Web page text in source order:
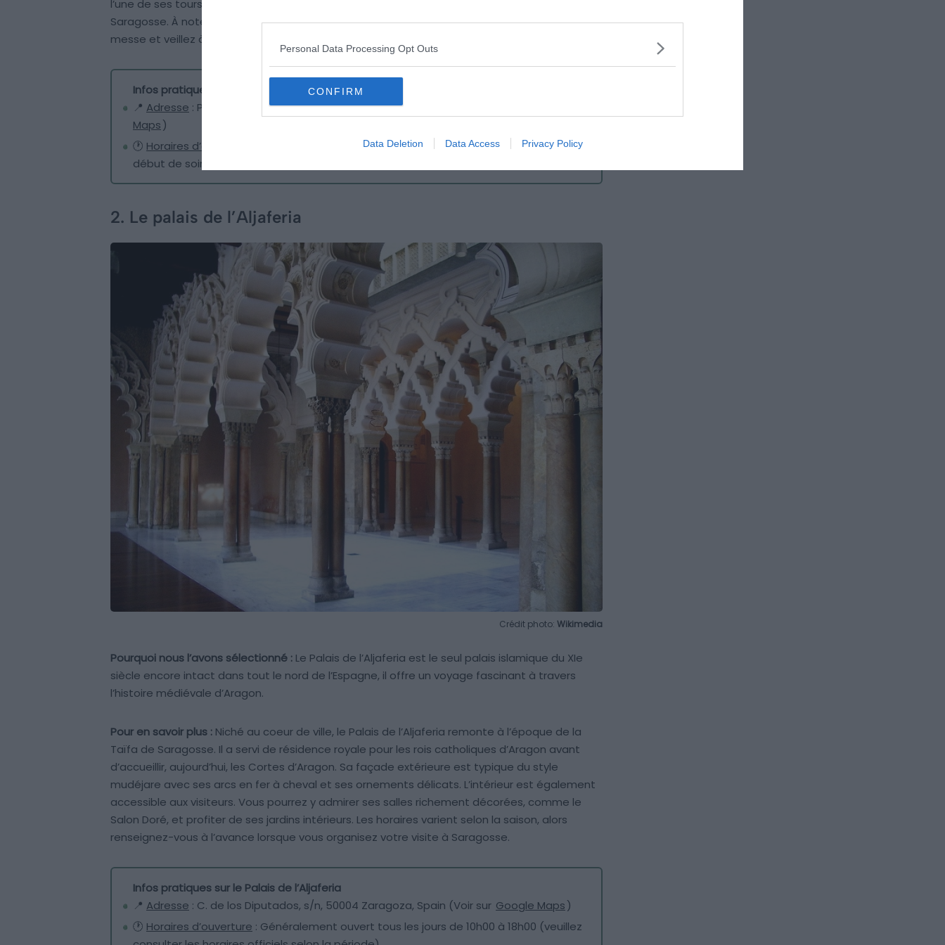
Personal Data Processing Opt Outs
CONFIRM
Data Deletion Data Access Privacy Policy
l’une de ses tours. Pour un prix très abordable, vous profiterez de l’une des plus belles vues sur
Saragosse. À noter que la basilique reste un lieu de culte actif, alors respectez les horaires de
messe et veillez à garder une tenue correcte lors de votre visite.
Infos pratiques sur la Basílica de Nuestra Señora del Pilar
📍 Adresse : Plaza del Pilar, s/n, Casco Antiguo, 50003 Zaragoza, Spain (Voir sur
Maps)
🕐 Horaires d’ouverture
: Ouvert tous les jours, généralement de tôt le matin jusqu’en
début de soirée (horaires pouvant varier les jours fériés)
2. Le palais de l’Aljaferia
Crédit photo: Wikimedia
Pourquoi nous l’avons sélectionné : Le Palais de l’Aljaferia est le seul palais islamique du XIe
siècle encore intact dans tout le nord de l’Espagne, il offre un voyage fascinant à travers
l’histoire médiévale d’Aragon.
Pour en savoir plus : Niché au coeur de ville, le Palais de l’Aljaferia remonte à l’époque de la
Taïfa de Saragosse. Il a servi de résidence royale pour les rois catholiques d’Aragon avant
d’accueillir, aujourd’hui, les Cortes d’Aragon. Sa façade extérieure est typique du style
mudéjare avec ses arcs en fer à cheval et ses ornements délicats. L’intérieur est également
accessible aux visiteurs. Vous pourrez y admirer ses salles richement décorées, comme le
Salon Doré, et profiter de ses jardins intérieurs. Les horaires varient selon la saison, alors
renseignez-vous à l’avance lorsque vous organisez votre visite à Saragosse.
Infos pratiques sur le Palais de l’Aljaferia
📍 Adresse : C. de los Diputados, s/n, 50004 Zaragoza, Spain (Voir sur Google Maps)
🕐 Horaires d’ouverture : Généralement ouvert tous les jours de 10h00 à 18h00 (veuillez